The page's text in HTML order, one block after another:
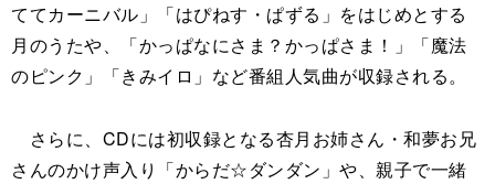
ててカーニバル」「はぴねす・ぱずる」をはじめとする
月のうたや、「かっぱなにさま？かっぱさま！」「魔法
のピンク」「きみイロ」など番組人気曲が収録される。
さらに、CDには初収録となる杏月お姉さん・和夢お兄
さんのかけ声入り「からだ☆ダンダン」や、親子で一緒